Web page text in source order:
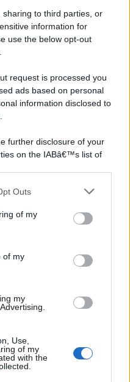
to third parties, or
information for
use the below opt-out
request is processed you
ads based on personal
information disclosed to
further disclosure of your
on the IABâ€™s list of
by us to third parties
uses one or more Google
information including but
You may click to
its third-party tags to
Outs
of my
of my
my
Use,
of my
with the